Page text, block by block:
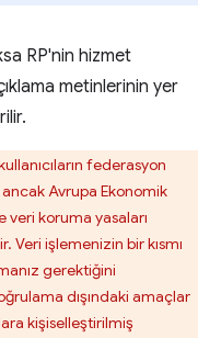
RP'nin hizmet
metinlerinin yer
federasyon
ancak Avrupa Ekonomik
veri koruma yasaları
Veri işlemenizin bir kısmı
gerektiğini
dışındaki amaçlar
kişiselleştirilmiş